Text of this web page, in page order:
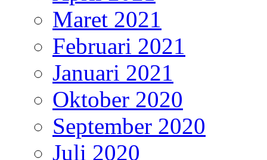
Maret 2021
Februari 2021
Januari 2021
Oktober 2020
September 2020
Juli 2020